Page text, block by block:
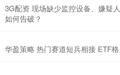
3G配资 现场缺少监控设备、嫌疑
如何告破？
华盈策略 热门赛道短兵相接 ETF